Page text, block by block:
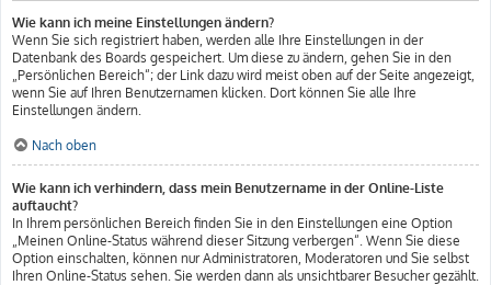
Wie kann ich meine Einstellungen ändern?
Wenn Sie sich registriert haben, werden alle Ihre Einstellungen in der
Datenbank des Boards gespeichert. Um diese zu ändern, gehen Sie in den
„Persönlichen Bereich“; der Link dazu wird meist oben auf der Seite angezeigt,
wenn Sie auf Ihren Benutzernamen klicken. Dort können Sie alle Ihre
Einstellungen ändern.
Nach oben
Wie kann ich verhindern, dass mein Benutzername in der Online-Liste
auftaucht?
In Ihrem persönlichen Bereich finden Sie in den Einstellungen eine Option
„Meinen Online-Status während dieser Sitzung verbergen“. Wenn Sie diese
Option einschalten, können nur Administratoren, Moderatoren und Sie selbst
Ihren Online-Status sehen. Sie werden dann als unsichtbarer Besucher gezählt.